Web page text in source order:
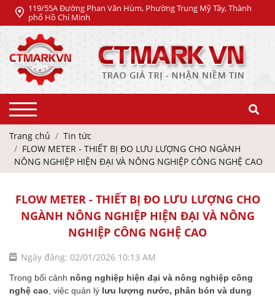
119/55A Đường Phan Văn Hùm, Phường Trung Mỹ Tây, Thành
phố Hồ Chí Minh
Trang chủ
Tin tức
FLOW METER - THIẾT BỊ ĐO LƯU LƯỢNG CHO NGÀNH
NÔNG NGHIỆP HIỆN ĐẠI VÀ NÔNG NGHIỆP CÔNG NGHỆ CAO
FLOW METER - THIẾT BỊ ĐO LƯU LƯỢNG CHO
NGÀNH NÔNG NGHIỆP HIỆN ĐẠI VÀ NÔNG
NGHIỆP CÔNG NGHỆ CAO
Ngày đăng: 02/01/2026 10:13 AM
Trong bối cảnh nông nghiệp hiện đại và nông nghiệp công
nghệ cao , việc quản lý lưu lượng nước, phân bón và dung